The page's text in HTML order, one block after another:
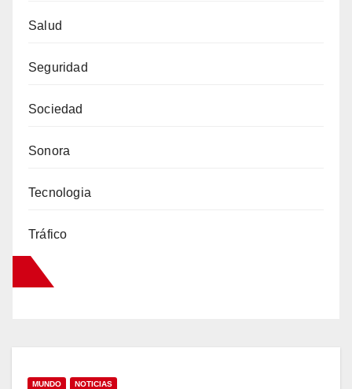
Salud
Seguridad
Sociedad
Sonora
Tecnologia
Tráfico
MUNDO NOTICIAS